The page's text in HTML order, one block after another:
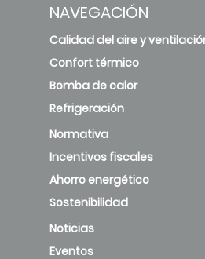
NAVEGACIÓN
Calidad del aire y
Confort térmico
Bomba de calor
Refrigeración
Normativa
Incentivos fiscales
Ahorro energético
Sostenibilidad
Noticias
Eventos